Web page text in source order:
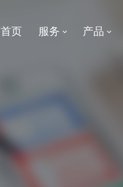
首页 服务 产品